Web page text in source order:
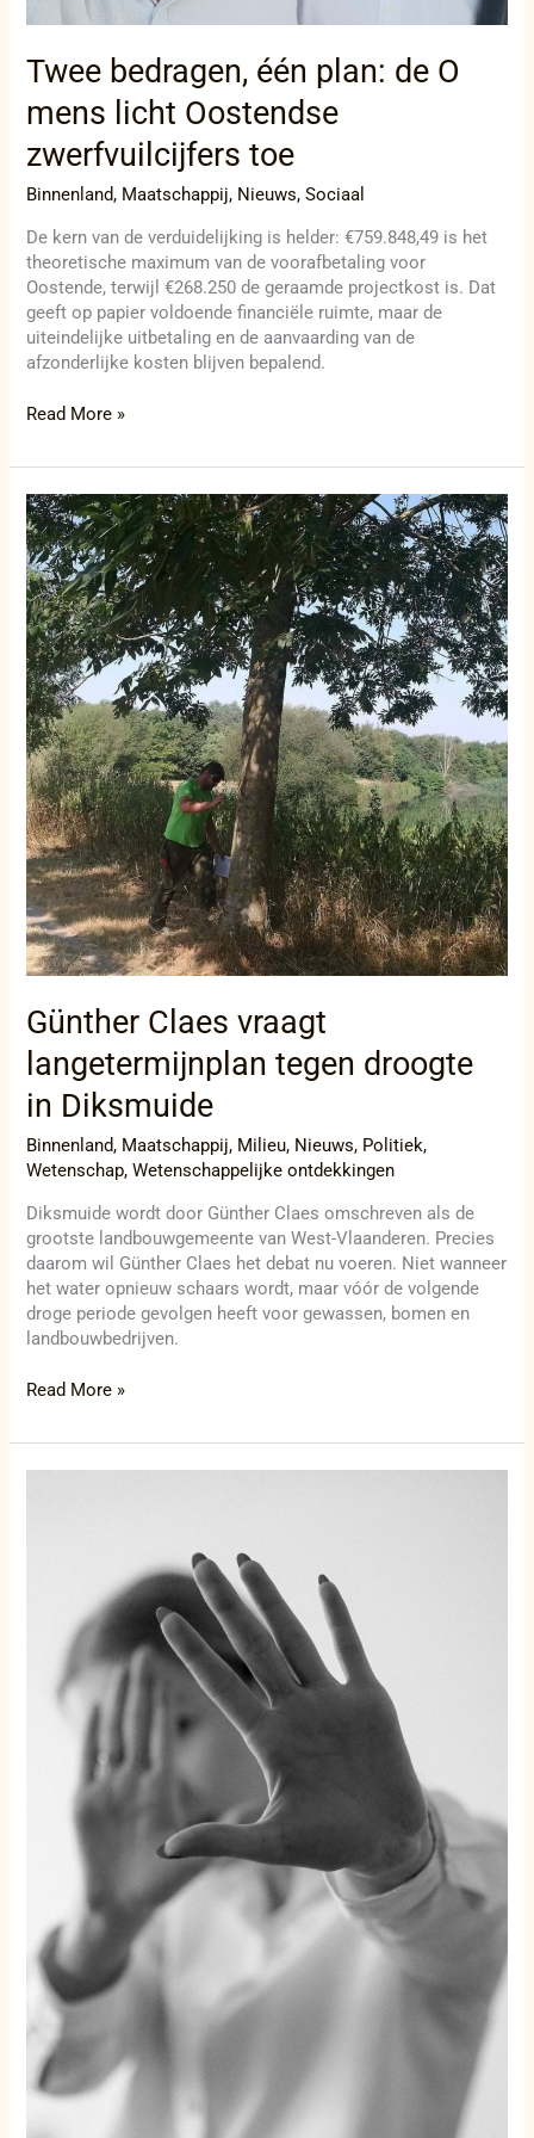
Twee bedragen, één plan: de O
mens licht Oostendse
zwerfvuilcijfers toe
Binnenland, Maatschappij, Nieuws,Sociaal
De kern van de verduidelijking is helder: €759.848,49 is het
theoretische maximum van de voorafbetaling voor
Oostende, terwijl €268.250 de geraamde projectkost is. Dat
geeft op papier voldoende financiële ruimte, maar de
uiteindelijke uitbetaling en de aanvaarding van de
afzonderlijke kosten blijven bepalend.
Read More »
Günther Claes vraagt
langetermijnplan tegen droogte
in Diksmuide
Binnenland, Maatschappij, Milieu, Nieuws, Politiek,
Wetenschap,Wetenschappelijke ontdekkingen
Diksmuide wordt door Günther Claes omschreven als de
grootste landbouwgemeente van West-Vlaanderen. Precies
daarom wil Günther Claes het debat nu voeren. Niet wanneer
het water opnieuw schaars wordt, maar vóór de volgende
droge periode gevolgen heeft voor gewassen, bomen en
landbouwbedrijven.
Günther
Claes
vraagt
langetermijnplan
tegen
droogte
in
Diksmuide
Read More »
opschorting
levensechte
virtuele
misbruikbeelden